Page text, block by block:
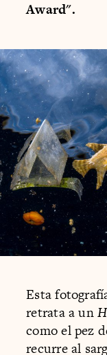
Award".
Esta
retrata a un
como el pez
recurre al